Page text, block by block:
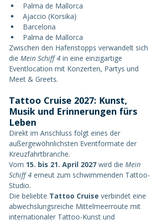
Palma de Mallorca
Ajaccio (Korsika)
Barcelona
Palma de Mallorca
Zwischen den Hafenstopps verwandelt sich
die Mein Schiff 4 in eine einzigartige
Eventlocation mit Konzerten, Partys und
Meet & Greets.
Tattoo Cruise 2027: Kunst,
Musik und Erinnerungen fürs
Leben
Direkt im Anschluss folgt eines der
außergewöhnlichsten Eventformate der
Kreuzfahrtbranche.
Vom 15. bis 21. April 2027 wird die Mein
Schiff 4 erneut zum schwimmenden Tattoo-
Studio.
Die beliebte Tattoo Cruise verbindet eine
abwechslungsreiche Mittelmeerroute mit
internationaler Tattoo-Kunst und